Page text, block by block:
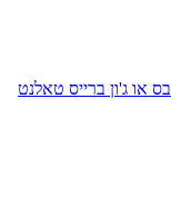
או ג'ון ברייס טאלנט